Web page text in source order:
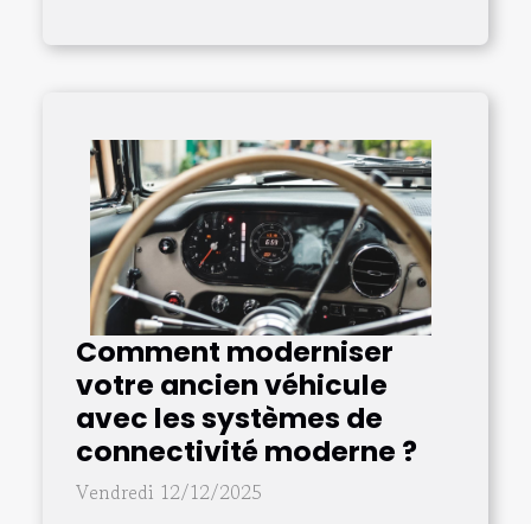
Comment moderniser
votre ancien véhicule
avec les systèmes de
connectivité moderne ?
Vendredi 12/12/2025